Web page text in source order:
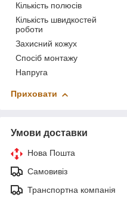
Кількість полюсів
Кількість швидкостей
роботи
Захисний кожух
Спосіб монтажу
Напруга
Приховати
Умови доставки
Нова Пошта
Самовивіз
Транспортна компанія